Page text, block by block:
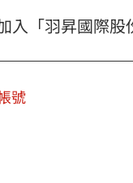
入「羽昇國際股
號